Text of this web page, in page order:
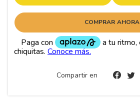
COMPRAR AHORA
Compartir en